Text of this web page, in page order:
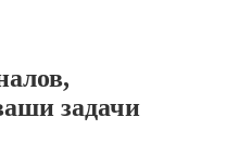
,
задачи